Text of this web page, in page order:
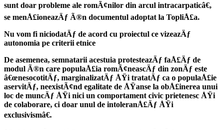
sunt doar probleme ale romÃ¢nilor din arcul intracarpaticâ€,
se menÅ£ioneazÄƒ Ã®n documentul adoptat la TopliÅ£a.
Nu vom fi niciodatÄƒ de acord cu proiectul ce vizeazÄƒ
autonomia pe criterii etnice
De asemenea, semnatarii acestuia protesteazÄƒ faÅ£Äƒ de
modul Ã®n care populaÅ£ia romÃ¢neascÄƒ din zonÄƒ este
â€œnesocotitÄƒ, marginalizatÄƒ ÅŸi tratatÄƒ ca o populaÅ£ie
aservitÄƒ, neexistÃ¢nd egalitate de ÅŸanse la obÅ£inerea unui
loc de muncÄƒ ÅŸi nici un comportament civic prietenesc ÅŸi
de colaborare, ci doar unul de intoleranÅ£Äƒ ÅŸi
exclusivismâ€.